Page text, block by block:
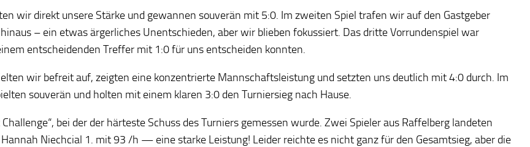
wir direkt unsere Stärke und gewannen souverän mit 5:0. Im zweiten Spiel trafen wir auf den Gastgeber
– ein etwas ärgerliches Unentschieden, aber wir blieben fokussiert. Das dritte Vorrundenspiel war
entscheidenden Treffer mit 1:0 für uns entscheiden konnten.
wir befreit auf, zeigten eine konzentrierte Mannschaftsleistung und setzten uns deutlich mit 4:0 durch. Im
souverän und holten mit einem klaren 3:0 den Turniersieg nach Hause.
bei der der härteste Schuss des Turniers gemessen wurde. Zwei Spieler aus Raffelberg landeten
Niechcial 1. mit 93 /h — eine starke Leistung! Leider reichte es nicht ganz für den Gesamtsieg, aber die